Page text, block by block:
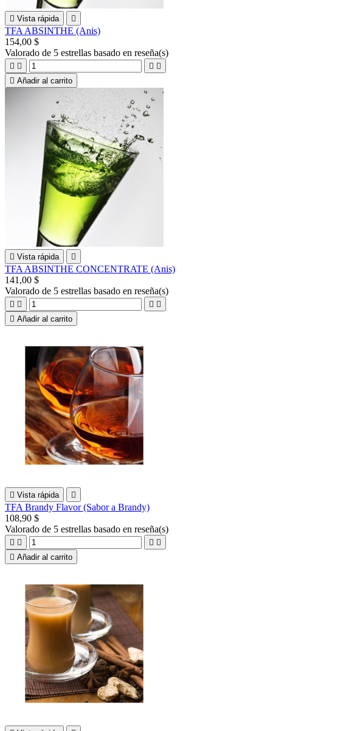
 Vista rápida 
TFA ABSINTHE (Anis)
154,00 $
Valorado de 5 estrellas basado en reseña(s)
   
 Añadir al carrito
 Vista rápida 
TFA ABSINTHE CONCENTRATE (Anis)
141,00 $
Valorado de 5 estrellas basado en reseña(s)
   
 Añadir al carrito
 Vista rápida 
TFA Brandy Flavor (Sabor a Brandy)
108,90 $
Valorado de 5 estrellas basado en reseña(s)
   
 Añadir al carrito